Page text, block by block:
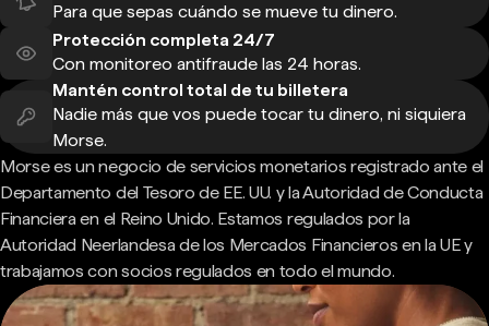
Para que sepas cuándo se mueve tu dinero.
Protección completa 24/7
Con monitoreo antifraude las 24 horas.
Mantén control total de tu billetera
Nadie más que vos puede tocar tu dinero, ni siquiera
Morse.
Morse es un negocio de servicios monetarios registrado ante el
Departamento del Tesoro de EE. UU. y la Autoridad de Conducta
Financiera en el Reino Unido. Estamos regulados por la
Autoridad Neerlandesa de los Mercados Financieros en la UE y
trabajamos con socios regulados en todo el mundo.